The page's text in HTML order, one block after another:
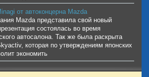
от автоконцерна Mazda
Mazda представила свой новый
состоялась во время
автосалона. Так же была раскрыта
которая по утверждениям японских
экономить